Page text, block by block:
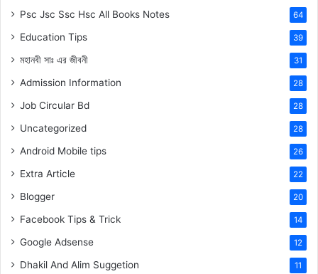
Psc Jsc Ssc Hsc All Books Notes 64
Education Tips 39
মহানবী সাঃ এর জীবনী 31
Admission Information 28
Job Circular Bd 28
Uncategorized 28
Android Mobile tips 26
Extra Article 22
Blogger 20
Facebook Tips & Trick 14
Google Adsense 12
Dhakil And Alim Suggetion 11